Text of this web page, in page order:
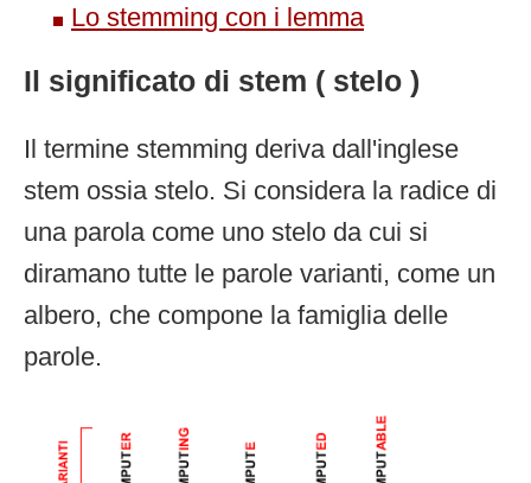
Lo stemming con i lemma
Il significato di stem ( stelo )
Il termine stemming deriva dall'inglese
stem ossia stelo. Si considera la radice di
una parola come uno stelo da cui si
diramano tutte le parole varianti, come un
albero, che compone la famiglia delle
parole.